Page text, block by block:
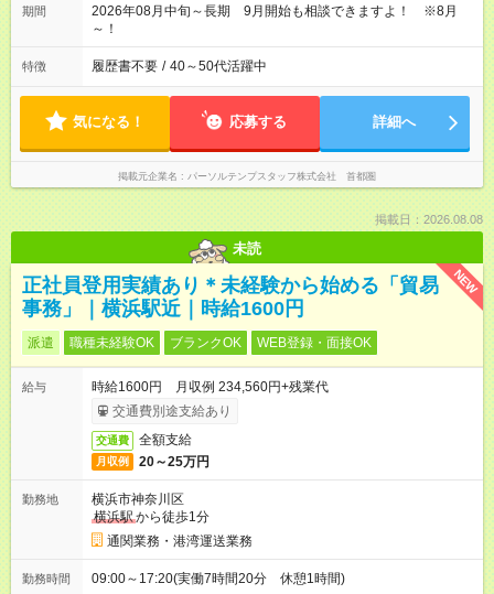
期間
2026年08月中旬～長期 9月開始も相談できますよ！ ※8月
～！
特徴 履歴書不要 / 40～50代活躍中
気になる！ 応募する 詳細へ
掲載元企業名 パーソルテンプスタッフ株式会社 首都圏
掲載日：2026.08.08
未読
NEW
正社員登用実績あり＊未経験から始める「貿易
事務」｜横浜駅近｜時給1600円
派遣 職種未経験OK ブランクOK WEB登録・面接OK
給与
時給1600円 月収例 234,560円+残業代
交通費別途支給あり
交通費 全額支給
月収例 20～25万円
勤務地
横浜市神奈川区
横浜駅から徒歩1分
通関業務・港湾運送業務
勤務時間 09:00～17:20(実働7時間20分 休憩1時間)